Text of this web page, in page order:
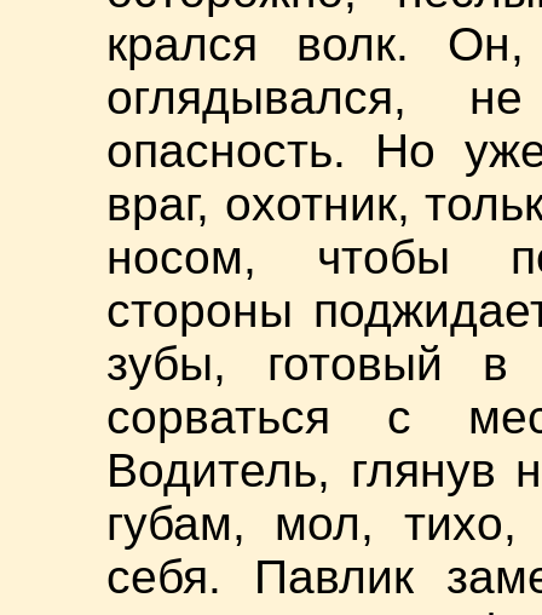
крался волк. Он,
оглядывался,
опасность. Но
враг, охотник,
носом, чтобы
стороны
зубы, готовый
сорваться с
Водитель, глянув
губам, мол,
себя. Павлик